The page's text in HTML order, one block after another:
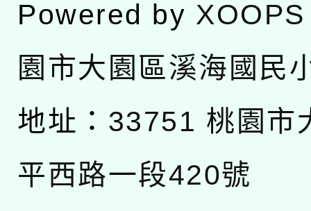
Powered by XOOPS
園市大園區溪海國民
地址： 33751 桃園市
平西路一段420號